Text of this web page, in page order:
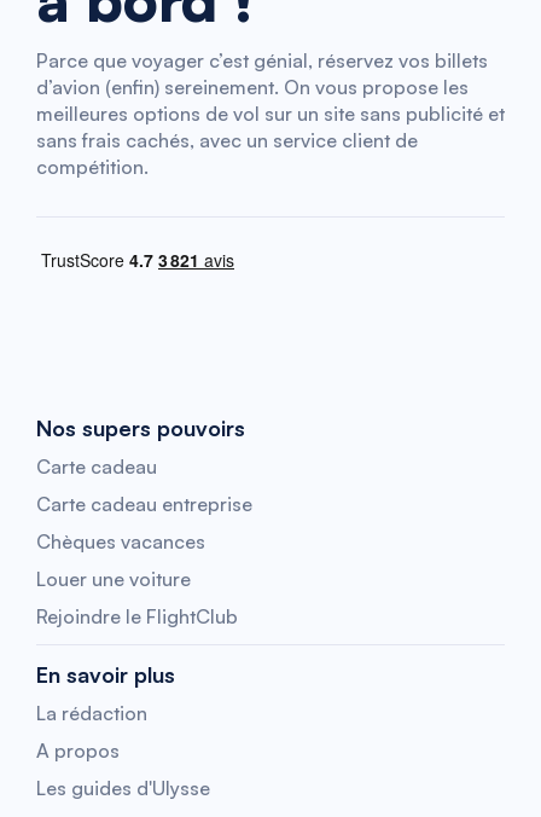
Parce que voyager c’est génial, réservez vos billets
d’avion (enfin) sereinement. On vous propose les
meilleures options de vol sur un site sans publicité et
sans frais cachés, avec un service client de
compétition.
Nos supers pouvoirs
Carte cadeau
Carte cadeau entreprise
Chèques vacances
Louer une voiture
Rejoindre le FlightClub
En savoir plus
La rédaction
A propos
Les guides d'Ulysse